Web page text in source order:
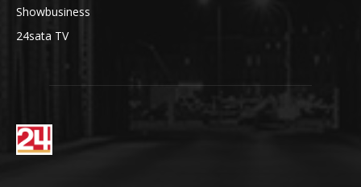
Showbusiness
24sata TV